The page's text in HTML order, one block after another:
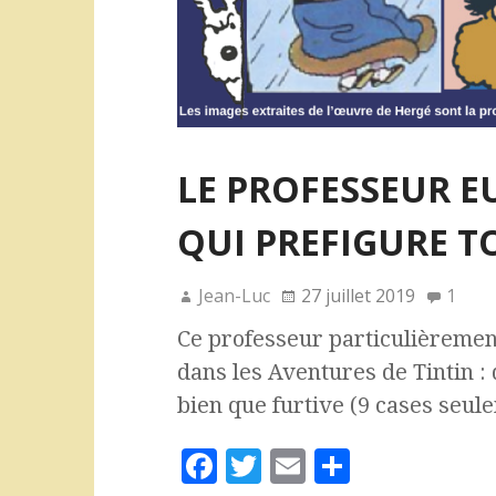
LE PROFESSEUR
QUI PREFIGURE
Jean-Luc 27 juillet 2019 1
Ce professeur
dans les Aventures de Tintin :
bien que furtive (9 cases
F T E P